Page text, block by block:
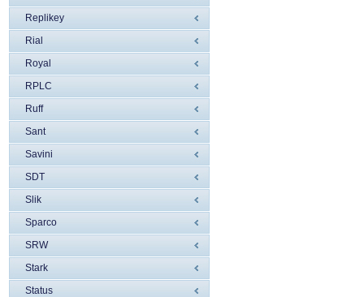
Replikey
Rial
Royal
RPLC
Ruff
Sant
Savini
SDT
Slik
Sparco
SRW
Stark
Status